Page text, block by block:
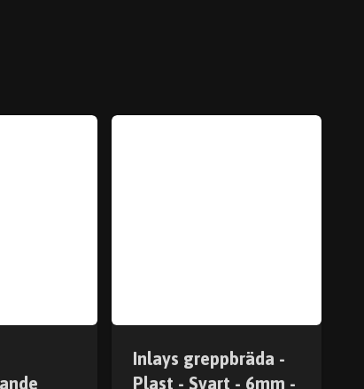
Inlays greppbräda -
Plast - Svart - 6mm -